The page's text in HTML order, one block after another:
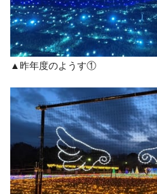
▲昨年度のようす①